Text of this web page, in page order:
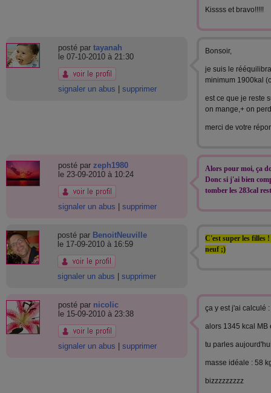
Kissss et bravo!!!!!
posté par tayanah
le 07-10-2010 à 21:30
signaler un abus supprimer
Bonsoir,
je suis le
minimum 1900kal
est ce que je reste
on mange,+ on
merci de votre
posté par zeph1980
le 23-09-2010 à 10:24
signaler un abus supprimer
Alors pour moi, ça
Donc si j'ai bien
tomber les 283cal
posté par BenoitNeuville
le 17-09-2010 à 16:59
signaler un abus supprimer
C'est super les filles
neuf ;)
posté par nicolic
le 15-09-2010 à 23:38
signaler un abus supprimer
ça y est j'ai calculé :
alors 1345 kcal MB
tu parles
masse idéale : 58
bizzzzzzzzz